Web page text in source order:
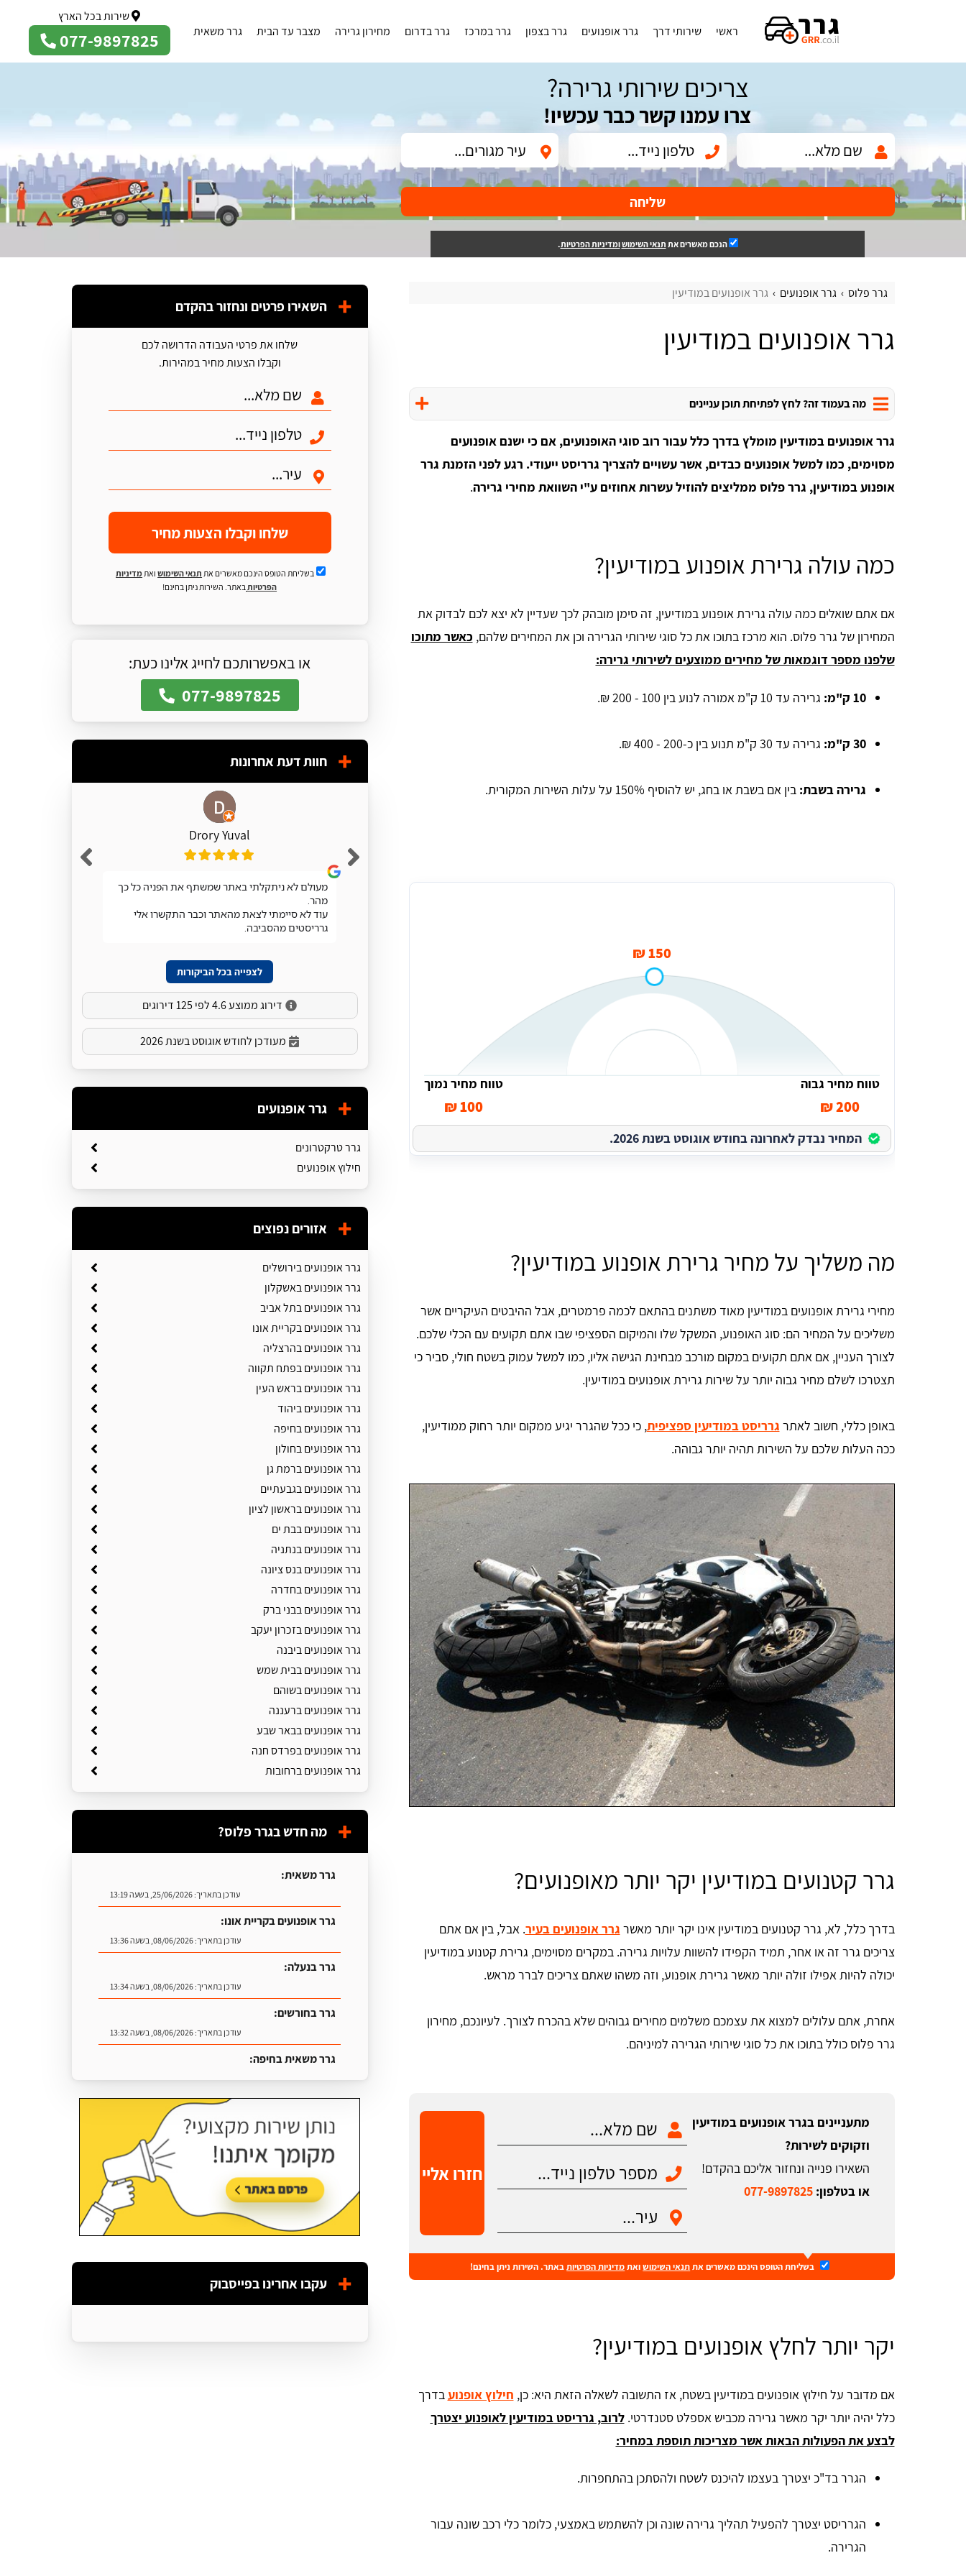
ראשי שירותי דרך גרר אופנועים גרר בצפון גרר במרכז גרר בדרום מחירון גרירה מצבר עד הבית גרר משאית
שירות בכל הארץ
077-9897825
צריכים שירותי גרירה?
צרו עמנו קשר כבר עכשיו!
שליחה
הנכם מאשרים את תנאי השימושומדיניות הפרטיות.
גרר פלוס גרר אופנועים גרר אופנועים במודיעין
גרר אופנועים במודיעין
מה בעמוד זה? לחץ לפתיחת תוכן עניינים
גרר אופנועים במודיעין מומלץ בדרך כלל עבור רוב סוגי האופנועים, אם כי ישנם אופנועים
מסוימים, כמו למשל אופנועים כבדים, אשר עשויים להצריך גרריסט ייעודי. רגע לפני הזמנת גרר
אופנוע במודיעין, גרר פלוס ממליצים להוזיל עשרות אחוזים ע"י השוואת מחירי גרירה.
כמה עולה גרירת אופנוע במודיעין?
אם אתם שואלים כמה עולה גרירת אופנוע במודיעין, זה סימן מובהק לכך שעדיין לא יצא לכם לבדוק את
המחירון של גרר פלוס. הוא מרכז בתוכו את כל סוגי שירותי הגרירה וכן את המחירים שלהם, כאשר מתוכו
שלפנו מספר דוגמאות של מחירים ממוצעים לשירותי גרירה:
10 ק"מ: גרירה עד 10 ק"מ אמורה לנוע בין 100 - 200 ₪.
30 ק"מ: גרירה עד 30 ק"מ תנוע בין כ-200 - 400 ₪.
גרירה בשבת:בין אם בשבת או בחג, יש להוסיף 150% על עלות השירות המקורית.
150 ₪
טווח מחיר גבוה
200 ₪
טווח מחיר נמוך
100 ₪
המחיר נבדק לאחרונה בחודש אוגוסט בשנת 2026.
מה משליך על מחיר גרירת אופנוע במודיעין?
מחירי גרירת אופנועים במודיעין מאוד משתנים בהתאם לכמה פרמטרים, אבל ההיבטים העיקריים אשר
משליכים על המחיר הם: סוג האופנוע, המשקל שלו והמיקום הספציפי שבו אתם תקועים עם הכלי שלכם.
לצורך העניין, אם אתם תקועים במקום מורכב מבחינת הגישה אליו, כמו למשל עמוק בשטח חולי, סביר כי
תצטרכו לשלם מחיר גבוה יותר על שירות גרירת אופנועים במודיעין.
באופן כללי, חשוב לאתר גרריסט במודיעין ספציפית, כי ככל שהגרר יגיע ממקום יותר רחוק ממודיעין,
ככה העלות שלכם על השירות תהיה יותר גבוהה.
גרר קטנועים במודיעין יקר יותר מאופנועים?
בדרך כלל, לא, גרר קטנועים במודיעין אינו יקר יותר מאשר גרר אופנועים בעיר. אבל, בין אם אתם
צריכים גרר זה או אחר, תמיד הקפידו להשוות עלויות גרירה. במקרים מסוימים, גרירת קטנוע במודיעין
יכולה להיות אפילו זולה יותר מאשר גרירת אופנוע, וזה משהו שאתם צריכים לברר מראש.
אחרת, אתם עלולים למצוא את עצמכם משלמים מחירים גבוהים שלא בהכרח לצורך. לעיונכם, מחירון
גרר פלוס כולל בתוכו את כל סוגי שירותי הגרירה למיניהם.
מתעניינים בגרר אופנועים במודיעין
וזקוקים לשירות?
השאירו פנייה ונחזור אליכם בהקדם!
או בטלפון:077-9897825
חזרו אליי
בשליחת הטופס הינכם מאשרים אתתנאי השימושואתמדיניות הפרטיותבאתר. השירות ניתן בחינם!
יקר יותר לחלץ אופנועים במודיעין?
אם מדובר על חילוץ אופנועים במודיעין בשטח, אז התשובה לשאלה הזאת היא: כן, חילוץ אופנועבדרך
כלל יהיה יותר יקר מאשר גרירה מכביש אספלט סטנדרטי.לרוב, גרריסט במודיעין לאופנוע יצטרך
לבצע את הפעולות הבאות אשר מצריכות תוספת במחיר:
הגרר בד"כ יצטרך בעצמו להיכנס לשטח ולהסתכן בהתחפרות.
הגרריסט יצטרך להפעיל תהליך גרירה שונה וכן להשתמש באמצעי, כלומר כלי רכב שונה עבור
הגרירה.
השאירו פרטים ונחזור בהקדם
שלחו את פרטי העבודה הדרושה לכם
וקבלו הצעות מחיר במהירות.
שלחו וקבלו הצעות מחיר
בשליחת הטופס הינכם מאשרים את תנאי השימושואתמדיניות
הפרטיותבאתר. השירות ניתן בחינם!
או באפשרותכם לחייג אלינו כעת:
077-9897825
חוות דעת אחרונות
Drory Yuval
מעולם לא ניתקלתי באתר שמשתף את הפניה כל כך
מהר.
עוד לא סיימתי לצאת מהאתר וכבר התקשרו אלי
גרריסטים מהסביבה.
אחלה שירות תודה על העזרה
לצפייה בכל הביקורות
דירוג ממוצע 4.6 לפי 125 דירוגים
מעודכן לחודש אוגוסט בשנת 2026
גרר אופנועים
גרר טרקטרונים
חילוץ אופנועים
אזורים נפוצים
גרר אופנועים בירושלים
גרר אופנועים באשקלון
גרר אופנועים בתל אביב
גרר אופנועים בקריית אונו
גרר אופנועים בהרצליה
גרר אופנועים בפתח תקווה
גרר אופנועים בראש העין
גרר אופנועים ביהוד
גרר אופנועים בחיפה
גרר אופנועים בחולון
גרר אופנועים ברמת גן
גרר אופנועים בגבעתיים
גרר אופנועים בראשון לציון
גרר אופנועים בבת ים
גרר אופנועים בנתניה
גרר אופנועים בנס ציונה
גרר אופנועים בחדרה
גרר אופנועים בבני ברק
גרר אופנועים בזכרון יעקב
גרר אופנועים ביבנה
גרר אופנועים בבית שמש
גרר אופנועים בשוהם
גרר אופנועים ברעננה
גרר אופנועים בבאר שבע
גרר אופנועים בפרדס חנה
גרר אופנועים ברחובות
מה חדש בגרר פלוס?
גרר משאית:
עודכן בתאריך:25/06/2026, בשעה 13:19
גרר אופנועים בקריית אונו:
עודכן בתאריך:08/06/2026, בשעה 13:36
גרר בנעלה:
עודכן בתאריך:08/06/2026, בשעה 13:34
גרר בחורשים:
עודכן בתאריך:08/06/2026, בשעה 13:32
גרר משאית בחיפה:
עודכן בתאריך:25/06/2026, בשעה 13:25
עקבו אחרינו בפייסבוק